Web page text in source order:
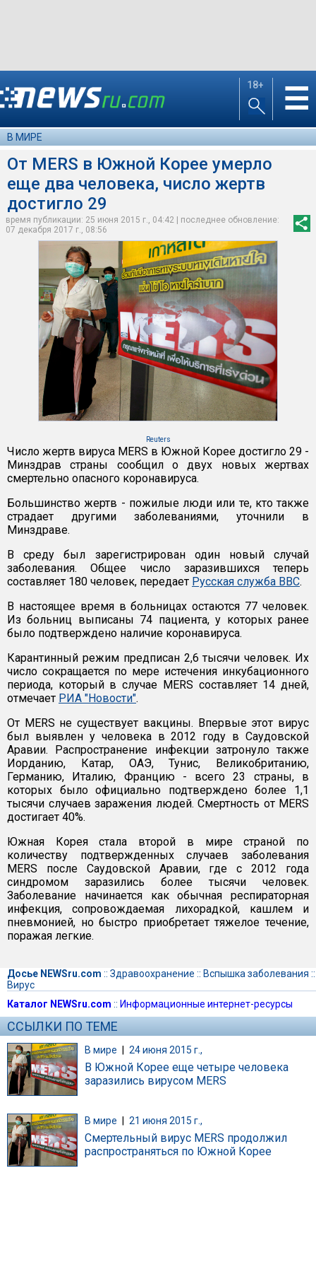
18+ ☰
В МИРЕ
От MERS в Южной Корее умерло
еще два человека, число жертв
достигло 29
время публикации: 25 июня 2015 г., 04:42 | последнее обновление:
07 декабря 2017 г., 08:56
Reuters
Число жертв вируса MERS в Южной Корее достигло 29 -
Минздрав страны сообщил о двух новых жертвах
смертельно опасного коронавируса.
Большинство жертв - пожилые люди или те, кто также
страдает другими заболеваниями, уточнили в
Минздраве.
В среду был зарегистрирован один новый случай
заболевания. Общее число заразившихся теперь
составляет 180 человек, передает Русская служба ВВС.
В настоящее время в больницах остаются 77 человек.
Из больниц выписаны 74 пациента, у которых ранее
было подтверждено наличие коронавируса.
Карантинный режим предписан 2,6 тысячи человек. Их
число сокращается по мере истечения инкубационного
периода, который в случае MERS составляет 14 дней,
отмечает РИА "Новости".
От MERS не существует вакцины. Впервые этот вирус
был выявлен у человека в 2012 году в Саудовской
Аравии. Распространение инфекции затронуло также
Иорданию, Катар, ОАЭ, Тунис, Великобританию,
Германию, Италию, Францию - всего 23 страны, в
которых было официально подтверждено более 1,1
тысячи случаев заражения людей. Смертность от MERS
достигает 40%.
Южная Корея стала второй в мире страной по
количеству подтвержденных случаев заболевания
MERS после Саудовской Аравии, где с 2012 года
синдромом заразились более тысячи человек.
Заболевание начинается как обычная респираторная
инфекция, сопровождаемая лихорадкой, кашлем и
пневмонией, но быстро приобретает тяжелое течение,
поражая легкие.
Досье NEWSru.com :: Здравоохранение :: Вспышка заболевания ::
Вирус
Каталог NEWSru.com :: Информационные интернет-ресурсы
ССЫЛКИ ПО ТЕМЕ
В мире | 24 июня 2015 г.,
В Южной Корее еще четыре человека
заразились вирусом MERS
В мире 21 июня 2015 г.,
Смертельный вирус MERS продолжил
распространяться по Южной Корее